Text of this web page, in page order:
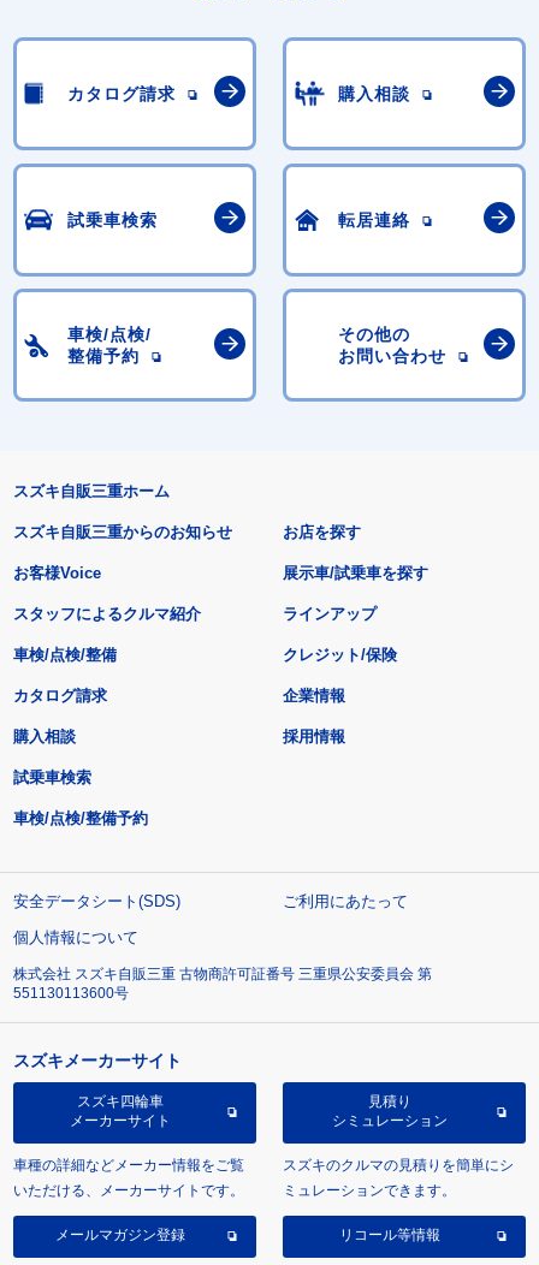
カタログ請求 購入相談
試乗車検索 転居連絡
車検/点検/
整備予約
その他の
お問い合わせ
スズキ自販三重ホーム
スズキ自販三重からのお知らせ
お客様Voice
スタッフによるクルマ紹介
お店を探す
展示車/試乗車を探す
ラインアップ
車検/点検/整備 クレジット/保険
カタログ請求
購入相談
試乗車検索
車検/点検/整備予約
企業情報
採用情報
安全データシート(SDS)
ご利用にあたって
個人情報について
株式会社 スズキ自販三重 古物商許可証番号 三重県公安委員会 第
551130113600号
スズキメーカーサイト
スズキ四輪車
メーカーサイト
車種の詳細などメーカー情報をご覧
いただける、メーカーサイトです。
見積り
シミュレーション
スズキのクルマの見積りを簡単にシ
ミュレーションできます。
メールマガジン登録 リコール等情報